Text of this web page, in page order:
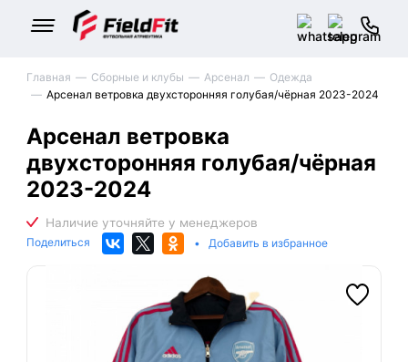
Главная Сборные и клубы Арсенал
Одежда
Арсенал ветровка двухсторонняя голубая/чёрная 2023-2024
Арсенал ветровка
двухсторонняя голубая/чёрная
2023-2024
Поделиться • Добавить в избранное